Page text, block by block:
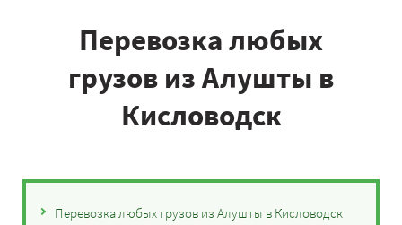
Перевозка любых
грузов из Алушты в
Кисловодск
Перевозка любых грузов из Алушты в Кисловодск